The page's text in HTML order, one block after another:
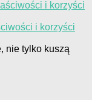
i korzyści
nie tylko kuszą